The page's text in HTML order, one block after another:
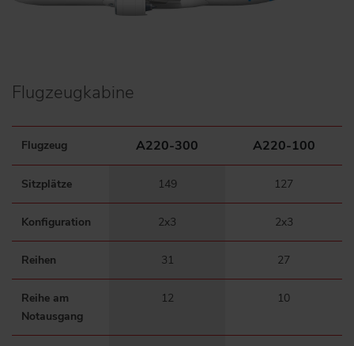
Flugzeugkabine
Flugzeug
Sitzplätze
Konfiguration
Reihen
Reihe am
Notausgang
A220-300 A220-100
149 127
2x3 2x3
31 27
12 10